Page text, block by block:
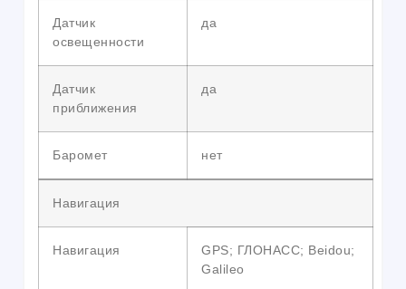
Датчик
освещенности
да
Датчик
приближения
да
Баромет нет
Навигация
Навигация
GPS; ГЛОНАСС; Beidou;
Galileo